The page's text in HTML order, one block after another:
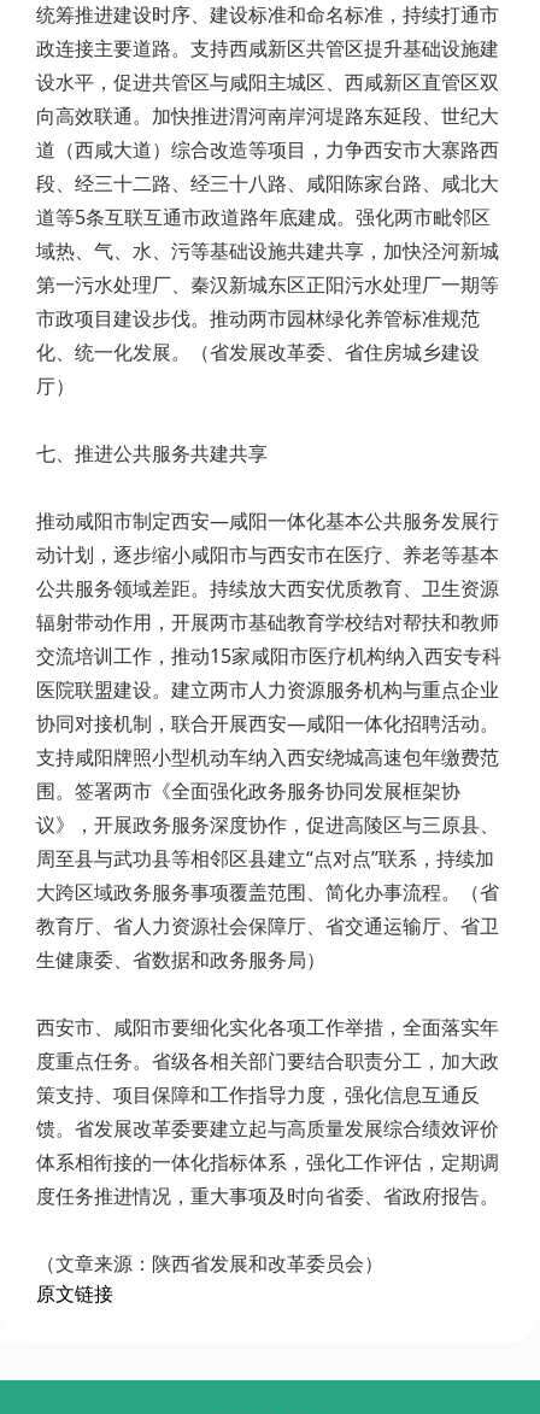
统筹推进建设时序、建设标准和命名标准，持续打通市
政连接主要道路。支持西咸新区共管区提升基础设施建
设水平，促进共管区与咸阳主城区、西咸新区直管区双
向高效联通。加快推进渭河南岸河堤路东延段、世纪大
道（西咸大道）综合改造等项目，力争西安市大寨路西
段、经三十二路、经三十八路、咸阳陈家台路、咸北大
道等5条互联互通市政道路年底建成。强化两市毗邻区
域热、气、水、污等基础设施共建共享，加快泾河新城
第一污水处理厂、秦汉新城东区正阳污水处理厂一期等
市政项目建设步伐。推动两市园林绿化养管标准规范
化、统一化发展。（省发展改革委、省住房城乡建设
厅）
七、推进公共服务共建共享
推动咸阳市制定西安—咸阳一体化基本公共服务发展行
动计划，逐步缩小咸阳市与西安市在医疗、养老等基本
公共服务领域差距。持续放大西安优质教育、卫生资源
辐射带动作用，开展两市基础教育学校结对帮扶和教师
交流培训工作，推动15家咸阳市医疗机构纳入西安专科
医院联盟建设。建立两市人力资源服务机构与重点企业
协同对接机制，联合开展西安—咸阳一体化招聘活动。
支持咸阳牌照小型机动车纳入西安绕城高速包年缴费范
围。签署两市《全面强化政务服务协同发展框架协
议》，开展政务服务深度协作，促进高陵区与三原县、
周至县与武功县等相邻区县建立“点对点”联系，持续加
大跨区域政务服务事项覆盖范围、简化办事流程。（省
教育厅、省人力资源社会保障厅、省交通运输厅、省卫
生健康委、省数据和政务服务局）
西安市、咸阳市要细化实化各项工作举措，全面落实年
度重点任务。省级各相关部门要结合职责分工，加大政
策支持、项目保障和工作指导力度，强化信息互通反
馈。省发展改革委要建立起与高质量发展综合绩效评价
体系相衔接的一体化指标体系，强化工作评估，定期调
度任务推进情况，重大事项及时向省委、省政府报告。
（文章来源：陕西省发展和改革委员会）
原文链接